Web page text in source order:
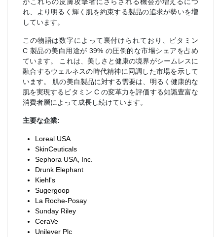
れ、より明るく輝く肌を約束する製品の追求が勢いを増
しています。
この物語は数字によって裏付けられており、ビタミン
C 製品の美白用途が 39% の圧倒的な市場シェアを占め
ています。 これは、美しさと健康の境界がシームレスに
融合するウェルネスの時代精神に同調した市場を示して
います。 肌の美白製品に対する需要は、明るく健康的な
肌を実現するビタミン C の変革力を評価する知識豊富な
消費者層によって成長し続けています。
主要な企業:
Loreal USA
SkinCeuticals
Sephora USA, Inc.
Drunk Elephant
Kiehl's
Sugergoop
La Roche-Posay
Sunday Riley
CeraVe
Unilever Plc